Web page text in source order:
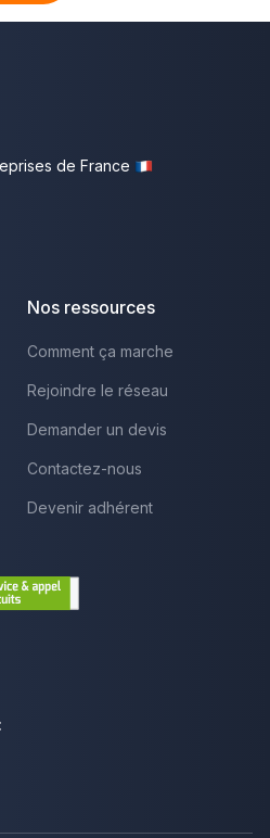
de France
Nos ressources
Comment ça marche
Rejoindre le réseau
Demander un devis
Contactez-nous
Devenir adhérent